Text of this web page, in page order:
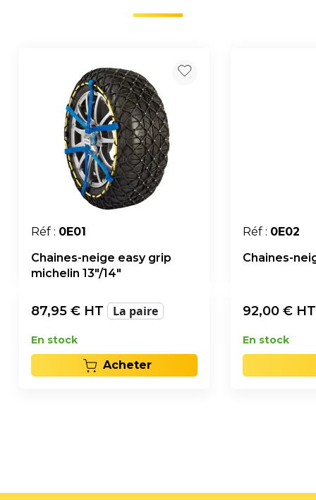
Réf : 0E01
Chaines-neige easy grip
michelin 13"/14"
87,95 € HT La paire
En stock
Acheter
Réf : 0E02
Chaines-
92,00 €
En stock